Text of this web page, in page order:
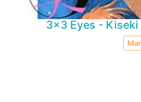
3x3 Eyes - Kiseki